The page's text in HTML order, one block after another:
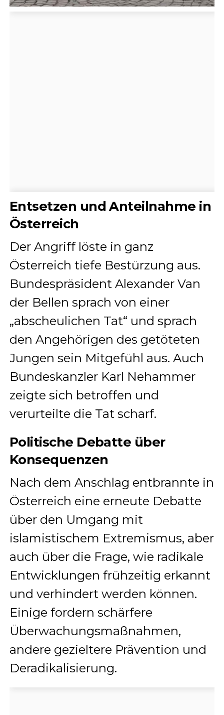
Entsetzen und Anteilnahme in
Österreich
Der Angriff löste in ganz
Österreich tiefe Bestürzung aus.
Bundespräsident Alexander Van
der Bellen sprach von einer
„abscheulichen Tat“ und sprach
den Angehörigen des getöteten
Jungen sein Mitgefühl aus. Auch
Bundeskanzler Karl Nehammer
zeigte sich betroffen und
verurteilte die Tat scharf.
Politische Debatte über
Konsequenzen
Nach dem Anschlag entbrannte in
Österreich eine erneute Debatte
über den Umgang mit
islamistischem Extremismus, aber
auch über die Frage, wie radikale
Entwicklungen frühzeitig erkannt
und verhindert werden können.
Einige fordern schärfere
Überwachungsmaßnahmen,
andere gezieltere Prävention und
Deradikalisierung.